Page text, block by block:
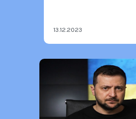
13.12.2023